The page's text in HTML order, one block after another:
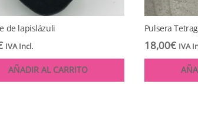
de lapislázuli
IVA Incl.
AÑADIR AL CARRITO
Pulsera
18,00€ IVA